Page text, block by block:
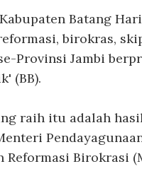
Batang
birokras,
Provinsi Jambi
(BB).
raih itu adalah
Reformasi Birokrasi